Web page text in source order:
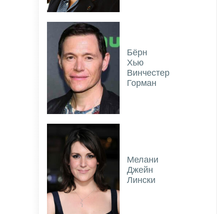
Бёрн
Хью
Винчестер
Горман
Мелани
Джейн
Лински